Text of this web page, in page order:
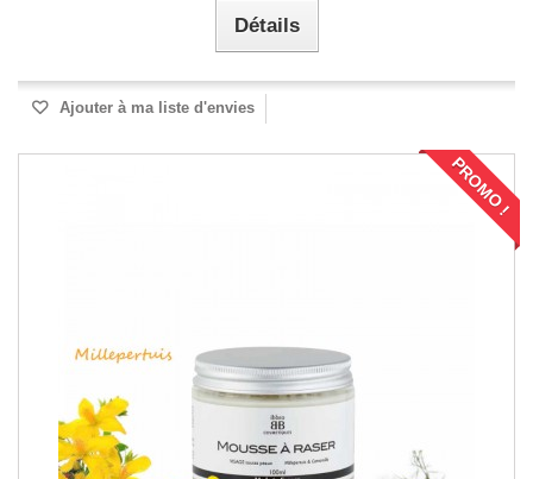
Détails
Ajouter à ma liste d'envies
PROMO !